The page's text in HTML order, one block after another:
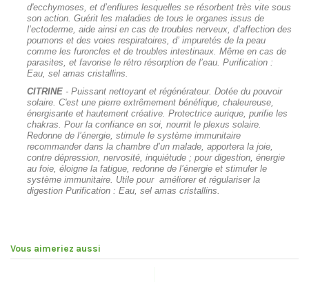
d'ecchymoses, et d’enflures lesquelles se résorbent très vite sous
son action. Guérit les maladies de tous le organes issus de
l’ectoderme, aide ainsi en cas de troubles nerveux, d’affection des
poumons et des voies respiratoires, d’ impuretés de la peau
comme les furoncles et de troubles intestinaux. Même en cas de
parasites, et favorise le rétro résorption de l’eau. Purification :
Eau, sel amas cristallins.
CITRINE - Puissant nettoyant et régénérateur. Dotée du pouvoir
solaire. C'est une pierre extrêmement bénéfique, chaleureuse,
énergisante et hautement créative. Protectrice aurique, purifie les
chakras. Pour la confiance en soi, nourrit le plexus solaire.
Redonne de l’énergie, stimule le système immunitaire
recommander dans la chambre d’un malade, apportera la joie,
contre dépression, nervosité, inquiétude ; pour digestion, énergie
au foie, éloigne la fatigue, redonne de l’énergie et stimuler le
système immunitaire. Utile pour améliorer et régulariser la
digestion Purification : Eau, sel amas cristallins.
Vous aimeriez aussi